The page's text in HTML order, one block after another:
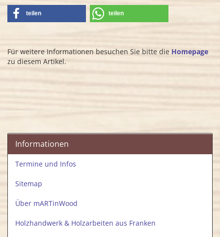
teilen teilen
Für weitere Informationen besuchen Sie bitte die Homepage
zu diesem Artikel.
Informationen
Termine und Infos
Sitemap
Über mARTinWood
Holzhandwerk & Holzarbeiten aus Franken